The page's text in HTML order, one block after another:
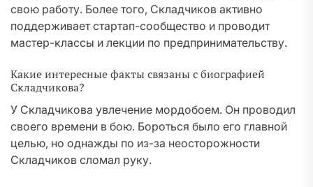
свою работу. Более того, Складчиков активно
поддерживает стартап-сообщество и проводит
мастер-классы и лекции по предпринимательству.
Какие интересные факты связаны с биографией
Складчикова?
У Складчикова увлечение мордобоем. Он проводил
своего времени в бою. Бороться было его главной
целью, но однажды по из-за неосторожности
Складчиков сломал руку.